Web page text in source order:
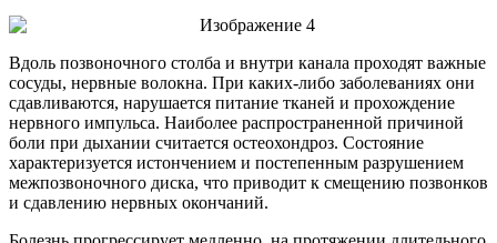
Вдоль позвоночного столба и внутри канала проходят важные
сосуды, нервные волокна. При каких-либо заболеваниях они
сдавливаются, нарушается питание тканей и прохождение
нервного импульса. Наиболее распространенной причиной
боли при дыхании считается остеохондроз. Состояние
характеризуется истончением и постепенным разрушением
межпозвоночного диска, что приводит к смещению позвонков
и сдавлению нервных окончаний.